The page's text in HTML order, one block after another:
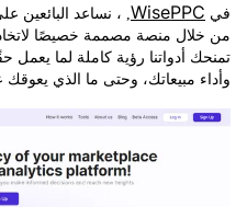
, ، نساعد البائعين على
منصة مصممة خصيصًا لاتخاذ القرارات
أدواتنا رؤية كاملة لما يعمل حقًا عبر
مبيعاتك، وحتى ما الذي يعوقك عن